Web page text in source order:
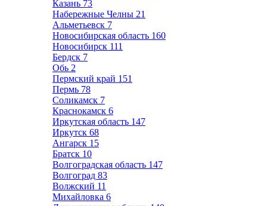
Казань 73
Набережные Челны 21
Альметьевск 7
Новосибирская область 160
Новосибирск 111
Бердск 7
Обь 2
Пермский край 151
Пермь 78
Соликамск 7
Краснокамск 6
Иркутская область 147
Иркутск 68
Ангарск 15
Братск 10
Волгоградская область 147
Волгоград 83
Волжский 11
Михайловка 6